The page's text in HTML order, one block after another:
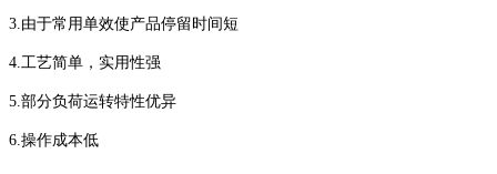
3.由于常用单效使产品停留时间短
4.工艺简单，实用性强
5.部分负荷运转特性优异
6.操作成本低